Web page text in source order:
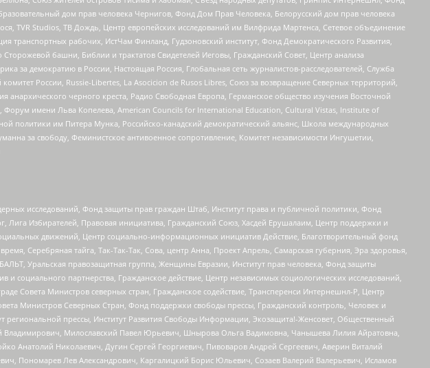
дом прав человека Чернигов, Фонд Дом Прав Человека, Белорусский дом прав человека
TVR Studios, ТВ Дождь, Центр европейских исследований им Вилфрида Мартенса, Сетевое объединение
транспортных рабочих, ИстЧам Финланд, Гудзоновский институт, Фонд Демократического Развития,
башни, Библии и трактатов Свидетелей Иеговы, Гражданский Совет, Центр анализа
за демократию в России, Настоящая Россия, Глобальная сеть журналистов-расследователей, Служба
России, Russie-Libertes, La Asocicion de Rusos Libres, Союз за возвращение Северных территорий,
черного креста, Радио Свободная Европа, Германское общество изучения Восточной
имени Льва Копелева, American Councils for International Education, Cultural Vistas, Institute of
политики им Питера Мунка, Российско-канадский демократический альянс, Школа международных
за свободу, Феминистское антивоенное сопротивление, Комитет независимости Ингушетии,
исследований, Фонд защиты прав граждан Штаб, Институт права и публичной политики, Фонд
Избирателей, Правовая инициатива, Гражданский Союз, Хасдей Ерушалаим, Центр поддержки и
движений, Центр социально-информационных инициатив Действие, Благотворительный фонд
Серебряная тайга, Так-Так-Так, Сова, центр Анна, Проект Апрель, Самарская губерния, Эра здоровья,
Уральская правозащитная группа, Женщины Евразии, Институт прав человека, Фонд защиты
социального партнерства, Гражданское действие, Центр независимых социологических исследований,
Совета Министров северных стран, Гражданское содействие, Трансперенси Интернешнл-Р, Центр
Министров Северных Стран, Фонд поддержки свободы прессы, Гражданский контроль, Человек и
прессы, Институт Развития Свободы Информации, Экозащита!-Женсовет, Общественный
Владимирович, Милославский Павел Юрьевич, Шнырова Ольга Вадимовна, Чанышева Лилия Айратовна,
Анатолий Николаевич, Дугин Сергей Георгиевич, Пивоваров Андрей Сергеевич, Аверин Виталий
Пономарев Лев Александрович, Каргалицкий Борис Юльевич, Созаев Валерий Валерьевич, Исламов